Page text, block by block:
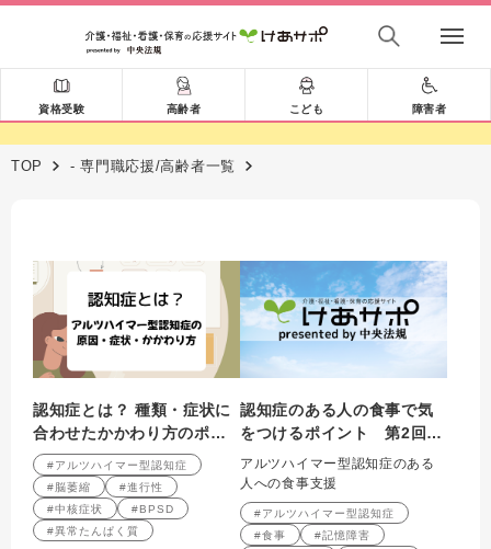
資格受験 高齢者 こども 障害者
TOP - 専門職応援/高齢者一覧
認知症とは？ 種類・症状に
合わせたかかわり方のポイ
ント 第2回
#アルツハイマー型認知症
#脳萎縮
#進行性
#中核症状
#BPSD
#異常たんぱく質
認知症のある人の食事で気
をつけるポイント 第2回
アルツハイマー型認知症の
ある人への食事支援
アルツハイマー型認知症のある
人への食事支援
#アルツハイマー型認知症
#食事
#記憶障害